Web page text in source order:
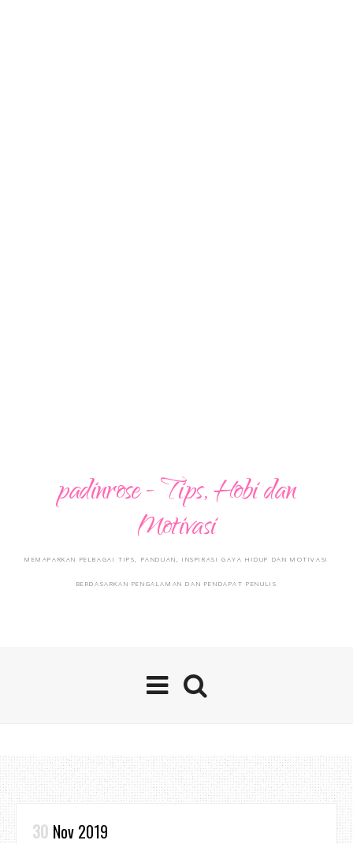
padinrose - Tips, Hobi dan
Motivasi
MEMAPARKAN PELBAGAI TIPS, PANDUAN, INSPIRASI GAYA HIDUP DAN MOTIVASI
BERDASARKAN PENGALAMAN DAN PENDAPAT PENULIS
30 Nov 2019